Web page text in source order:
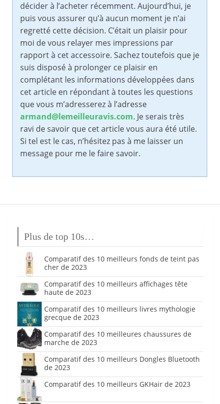
décider à l’acheter récemment. Aujourd’hui, je
puis vous assurer qu’à aucun moment je n’ai
regretté cette décision. C’était un plaisir pour
moi de vous relayer mes impressions par
rapport à cet accessoire. Sachez toutefois que je
suis disposé à prolonger ce plaisir en
complétant les informations développées dans
cet article en répondant à toutes les questions
que vous m’adresserez à l’adresse
armand@lemeilleuravis.com. Je serais très
ravi de savoir que cet article vous aura été utile.
Si tel est le cas, n’hésitez pas à me laisser un
message pour me le faire savoir.
Plus de top 10s…
Comparatif des 10 meilleurs fonds de teint pas
cher de 2023
Comparatif des 10 meilleurs affichages tête
haute de 2023
Comparatif des 10 meilleurs livres mythologie
grecque de 2023
Comparatif des 10 meilleures chaussures de
marche de 2023
Comparatif des 10 meilleurs Dongles Bluetooth
de 2023
Comparatif des 10 meilleurs GKHair de 2023